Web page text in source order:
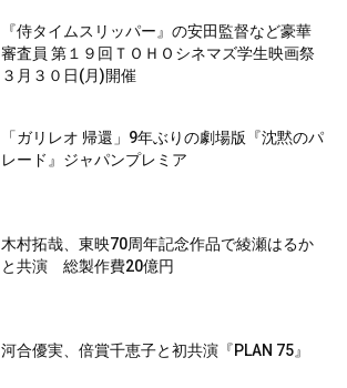
『侍タイムスリッパー』の安田監督など豪華
審査員 第１９回ＴＯＨＯシネマズ学生映画祭
３月３０日(月)開催
「ガリレオ 帰還」9年ぶりの劇場版『沈黙のパ
レード』ジャパンプレミア
木村拓哉、東映70周年記念作品で綾瀬はるか
と共演 総製作費20億円
河合優実、倍賞千恵子と初共演『PLAN 75』